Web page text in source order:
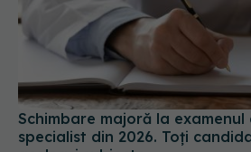
Schimbare majoră la examenul
specialist din 2026. Toți